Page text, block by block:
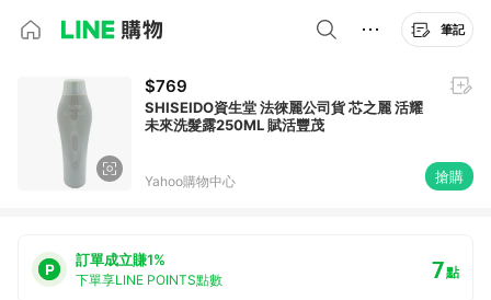
筆記
$769
SHISEIDO資生堂 法徠麗公司貨 芯之麗 活耀
未來洗髮露250ML 賦活豐茂
Yahoo購物中心 搶購
訂單成立賺1%
下單享LINE POINTS點數 7點